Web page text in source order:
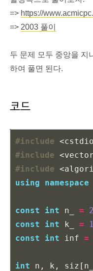
=> https://
=> 2003 풀이
두 문제 모두 중앙을 지
하여 풀면 된다.
코드
#include
#include
#include
using
namespace
const int n_ =
const
int k_ =
const
int inf =
int n , k , siz [ n_